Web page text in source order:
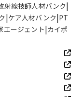
射線技師人材バンク
ケア人材バンク PT
エージェント カイポ